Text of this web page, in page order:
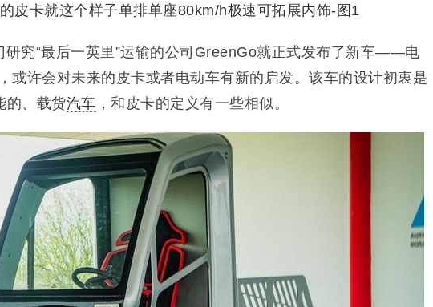
研究“最后一英里”运输的公司GreenGo就正式发布了新车——电
或许会对未来的皮卡或者电动车有新的启发。该车的设计初衷是
的、载货汽车 ，和皮卡的定义有一些相似。